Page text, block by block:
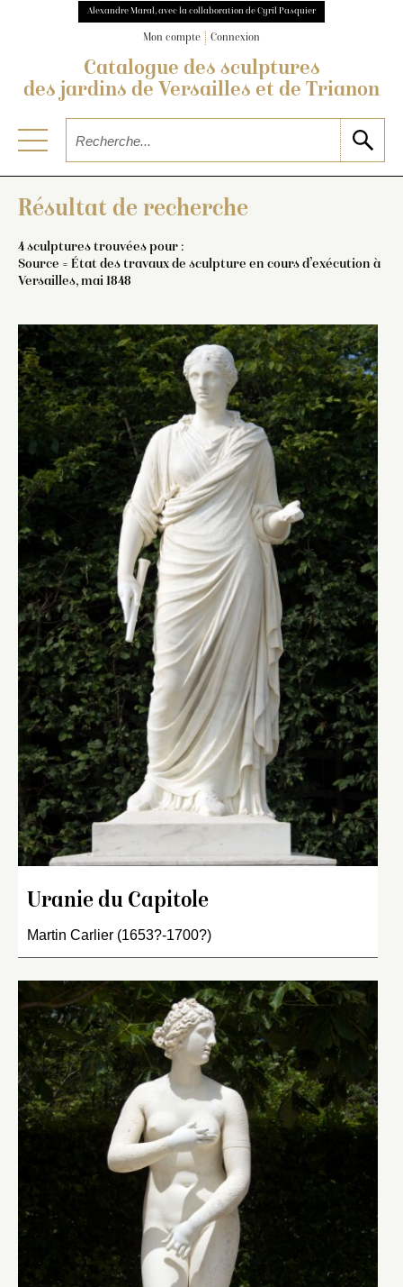
Alexandre Maral, avec la collaboration de Cyril Pasquier
Mon compte Connexion
Catalogue des sculptures
des jardins de Versailles et de Trianon
Résultat de recherche
4 sculptures trouvées pour :
Source = État des travaux de sculpture en cours d’exécution à
Versailles, mai 1848
Uranie du Capitole
Martin Carlier (1653?-1700?)